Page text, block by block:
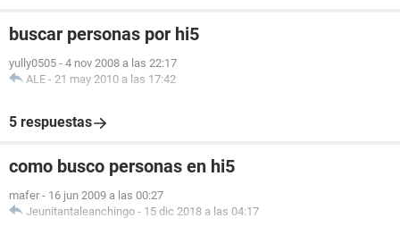
buscar personas por hi5
yully0505 - 4 nov 2008 a las 22:17
ALE - 21 may 2010 a las 17:42
5 respuestas
como busco personas en hi5
mafer - 16 jun 2009 a las 00:27
Jeunitantaleanchingo - 15 dic 2018 a las 04:17